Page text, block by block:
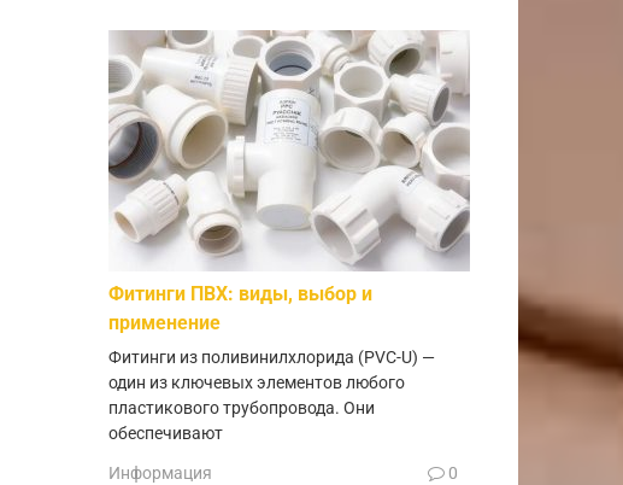
Фитинги ПВХ: виды, выбор и
применение
Фитинги из поливинилхлорида (PVC-U) —
один из ключевых элементов любого
пластикового трубопровода. Они
обеспечивают
Информация 0